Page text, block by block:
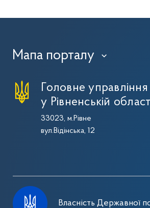
Мапа порталу ›
Головне
у Рівненській
33023, м.Рівне
вул.Відінська, 12
Власність Державної